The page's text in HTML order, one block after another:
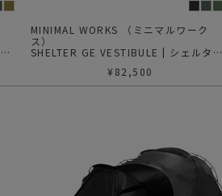
MINIMAL WORKS （ミニマルワーク
ス）
SHELTER GE VESTIBULE | シェルター
¥ 82,500